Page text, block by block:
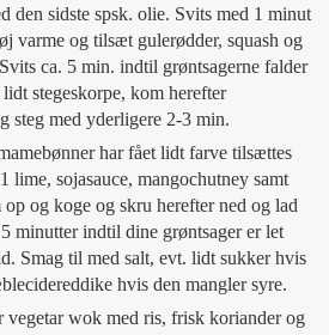
den sidste spsk. olie. Svits med 1 minut
varme og tilsæt gulerødder, squash og
ca. 5 min. indtil grøntsagerne falder
stegeskorpe, kom herefter
steg med yderligere 2-3 min.
har fået lidt farve tilsættes
lime, sojasauce, mangochutney samt
og koge og skru herefter ned og lad
minutter indtil dine grøntsager er let
Smag til med salt, evt. lidt sukker hvis
hvis den mangler syre.
vegetar wok med ris, frisk koriander og